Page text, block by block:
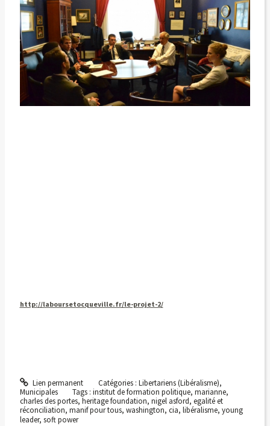
http://laboursetocqueville.fr/le-projet-2/
Lien permanent Catégories : Libertariens (Libéralisme),
Municipales
Tags :institut de formation politique,marianne,
charles des portes, heritage foundation, nigel asford, egalité et
réconciliation, manif pour tous, washington, cia, libéralisme, young
leader, soft power